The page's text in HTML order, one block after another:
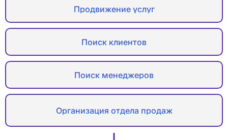
Продвижение услуг
Поиск клиентов
Поиск менеджеров
Организация отдела продаж